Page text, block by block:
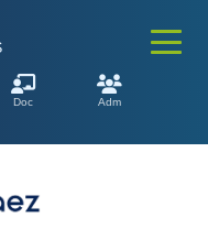
Administrativos